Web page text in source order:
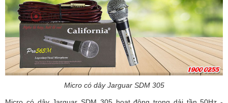
Micro có dây Jarguar SDM 305